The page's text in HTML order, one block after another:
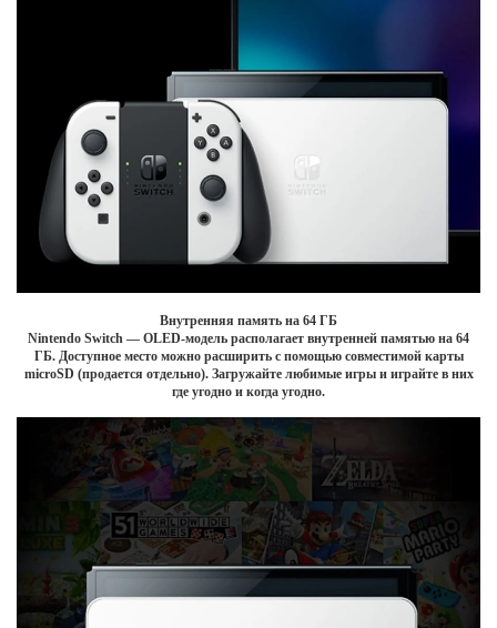
Внутренняя память на 64 ГБ
Nintendo Switch — OLED-модель располагает внутренней памятью на 64
ГБ. Доступное место можно расширить с помощью совместимой карты
microSD (продается отдельно). Загружайте любимые игры и играйте в них
где угодно и когда угодно.